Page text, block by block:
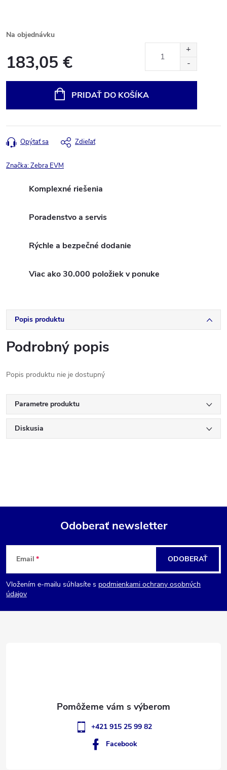
Na objednávku
183,05 €
PRIDAŤ DO KOŠÍKA
Opýtať sa Zdieľať
Značka:Zebra EVM
Komplexné riešenia
Poradenstvo a servis
Rýchle a bezpečné dodanie
Viac ako 30.000 položiek v ponuke
Popis produktu
Podrobný popis
Popis produktu nie je dostupný
Parametre produktu
Diskusia
Z
á
p
Odoberať newsletter
Email
Vložením e-mailu súhlasíte s podmienkami ochrany osobných
údajov
ODOBERAŤ
+421 915 25 99 82
Facebook